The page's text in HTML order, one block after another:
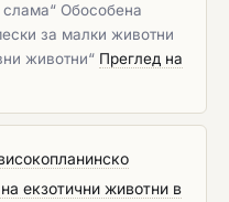
Обособена
за малки животни
животни“ Преглед на
екзотични животни в